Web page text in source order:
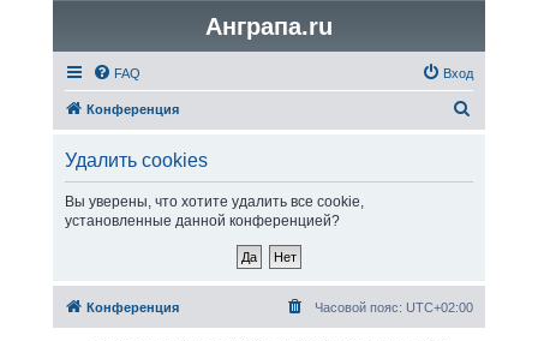
Анграпа.ru
FAQ Вход
Конференция
Удалить cookies
Вы уверены, что хотите удалить все cookie,
установленные данной конференцией?
Конференция Часовой пояс: UTC+02:00